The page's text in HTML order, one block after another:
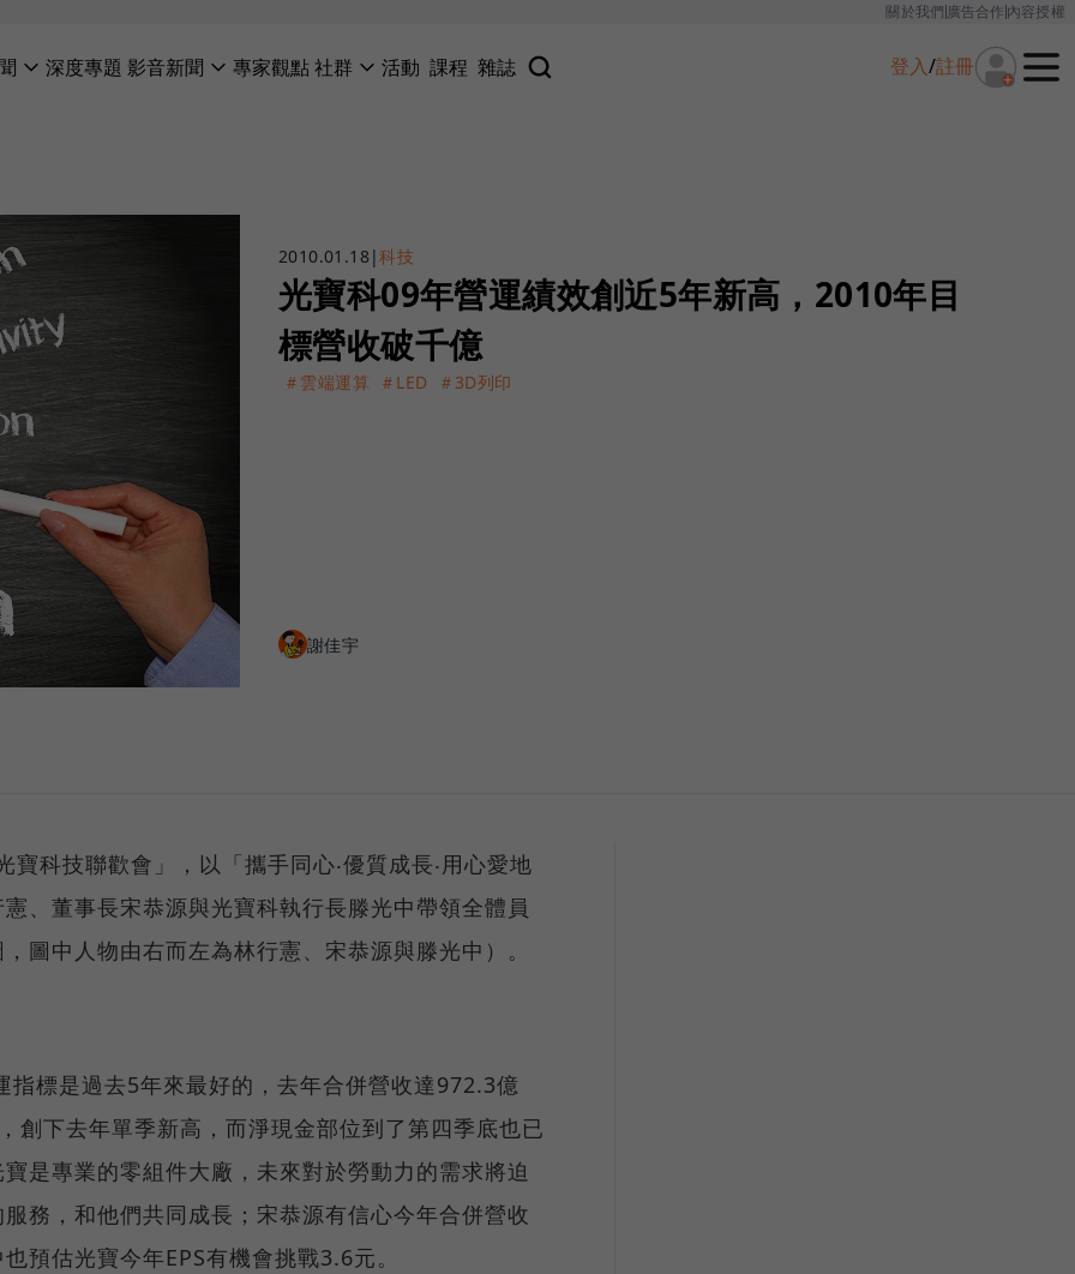
關於我們廣告合作內容授權
深度專題 影音新聞 專家觀點社群 活動 課程 雜誌 登入/註冊
2010.01.18|科技
光寶科09年營運績效創近5年新高，2010年目
標營收破千億
＃雲端運算 ＃LED ＃3D列印
謝佳宇
科技聯歡會」，以「攜手同心‧優質成長‧用心愛地
、董事長宋恭源與光寶科執行長滕光中帶領全體員
圖中人物由右而左為林行憲、宋恭源與滕光中）。
標是過去5年來最好的，去年合併營收達972.3億
創下去年單季新高，而淨現金部位到了第四季底也已
是專業的零組件大廠，未來對於勞動力的需求將迫
務，和他們共同成長；宋恭源有信心今年合併營收
預估光寶今年EPS有機會挑戰3.6元。